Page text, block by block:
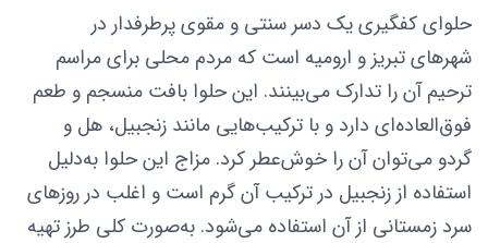
حلوای کفگیری یک دسر سنتی و مقوی پرطرفدار در
شهرهای تبریز و ارومیه است که مردم محلی برای مراسم
ترحیم آن را تدارک می‌بینند. این حلوا بافت منسجم و طعم
فوق‌العاده‌ای دارد و با ترکیب‌هایی مانند زنجبیل، هل و
گردو می‌توان آن را خوش‌عطر کرد. مزاج این حلوا به‌دلیل
استفاده از زنجبیل در ترکیب آن گرم است و اغلب در روزهای
سرد زمستانی از آن استفاده می‌شود. به‌صورت کلی طرز تهیه